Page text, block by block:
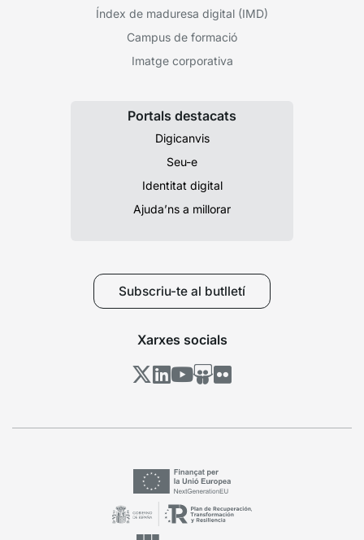
Índex de maduresa digital (IMD)
Campus de formació
Imatge corporativa
Portals destacats
Digicanvis
Seu-e
Identitat digital
Ajuda’ns a millorar
Subscriu-te al butlletí
Xarxes socials